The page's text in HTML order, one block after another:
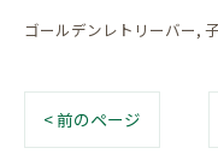
ゴールデンレトリーバー
< 前のページ